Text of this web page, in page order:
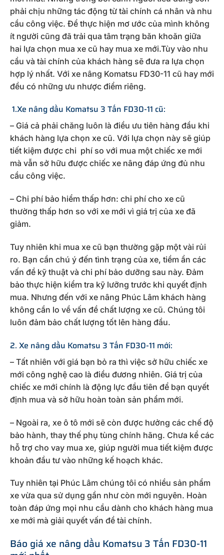
phải chịu những tác động từ tài chính cá nhân và nhu
cầu công việc. Để thực hiện mơ ước của mình không
ít người cũng đã trải qua tâm trạng băn khoăn giữa
hai lựa chọn mua xe cũ hay mua xe mới.Tùy vào nhu
cầu và tài chính của khách hàng sẽ đưa ra lựa chọn
hợp lý nhất. Với xe nâng Komatsu FD30-11 cũ hay mới
đều có những ưu nhược điểm riêng.
1.Xe nâng dầu Komatsu 3 Tấn FD30-11 cũ:
– Giá cả phải chăng luôn là điều ưu tiên hàng đầu khi
khách hàng lựa chọn xe cũ. Với lựa chọn này sẽ giúp
tiết kiệm được chi phí so với mua một chiếc xe mới
mà vẫn sở hữu được chiếc xe nâng đáp ứng đủ nhu
cầu công việc.
– Chi phí bảo hiểm thấp hơn: chi phí cho xe cũ
thường thấp hơn so với xe mới vì giá trị của xe đã
giảm.
Tuy nhiên khi mua xe cũ bạn thường gặp một vài rủi
ro. Bạn cần chú ý đến tình trạng của xe, tiềm ẩn các
vấn đề kỹ thuật và chi phí bảo dưỡng sau này. Đảm
bảo thực hiện kiểm tra kỹ lưỡng trước khi quyết định
mua. Nhưng đến với xe nâng Phúc Lâm khách hàng
không cần lo về vấn đề chất lượng xe cũ. Chúng tôi
luôn đảm bảo chất lượng tốt lên hàng đầu.
2. Xe nâng dầu Komatsu 3 Tấn FD30-11 mới:
– Tất nhiên với giá bạn bỏ ra thì việc sở hữu chiếc xe
mới công nghệ cao là điều đương nhiên. Giá trị của
chiếc xe mới chính là động lực đầu tiên để bạn quyết
định mua và sở hữu hoàn toàn sản phẩm mới.
– Ngoài ra, xe ô tô mới sẽ còn được hưởng các chế độ
bảo hành, thay thế phụ tùng chính hãng. Chưa kể các
hỗ trợ cho vay mua xe, giúp người mua tiết kiệm được
khoản đầu tư vào những kế hoạch khác.
Tuy nhiên tại Phúc Lâm chúng tôi có nhiều sản phẩm
xe vừa qua sử dụng gần như còn mới nguyên. Hoàn
toàn đáp ứng mọi nhu cầu dành cho khách hàng mua
xe mới mà giải quyết vấn đề tài chính.
Báo giá xe nâng dầu Komatsu 3 Tấn FD30-11